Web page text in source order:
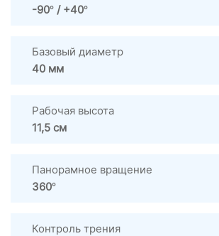
-90° / +40°
Базовый диаметр
40 мм
Рабочая высота
11,5 см
Панорамное вращение
360°
Контроль трения